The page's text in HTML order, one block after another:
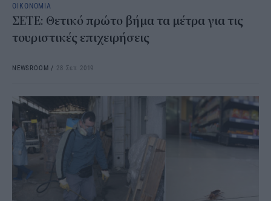
ΟΙΚΟΝΟΜΙΑ
ΣΕΤΕ: Θετικό πρώτο βήμα τα μέτρα για τις
τουριστικές επιχειρήσεις
NEWSROOM / 28 Σεπ 2019